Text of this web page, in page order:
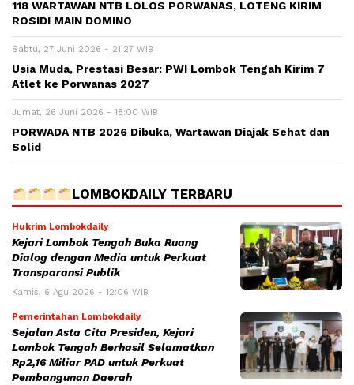
118 WARTAWAN NTB LOLOS PORWANAS, LOTENG KIRIM
ROSIDI MAIN DOMINO
Sabtu, 27 Juni 2026 - 21:27 WIB
Usia Muda, Prestasi Besar: PWI Lombok Tengah Kirim 7
Atlet ke Porwanas 2027
Jumat, 26 Juni 2026 - 18:00 WIB
PORWADA NTB 2026 Dibuka, Wartawan Diajak Sehat dan
Solid
LOMBOKDAILY TERBARU
Hukrim Lombokdaily
Kejari Lombok Tengah Buka Ruang
Dialog dengan Media untuk Perkuat
Transparansi Publik
Kamis, 6 Agu 2026 - 12:06 WIB
Pemerintahan Lombokdaily
Sejalan Asta Cita Presiden, Kejari
Lombok Tengah Berhasil Selamatkan
Rp2,16 Miliar PAD untuk Perkuat
Pembangunan Daerah